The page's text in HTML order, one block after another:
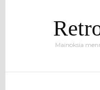
Mainoksia